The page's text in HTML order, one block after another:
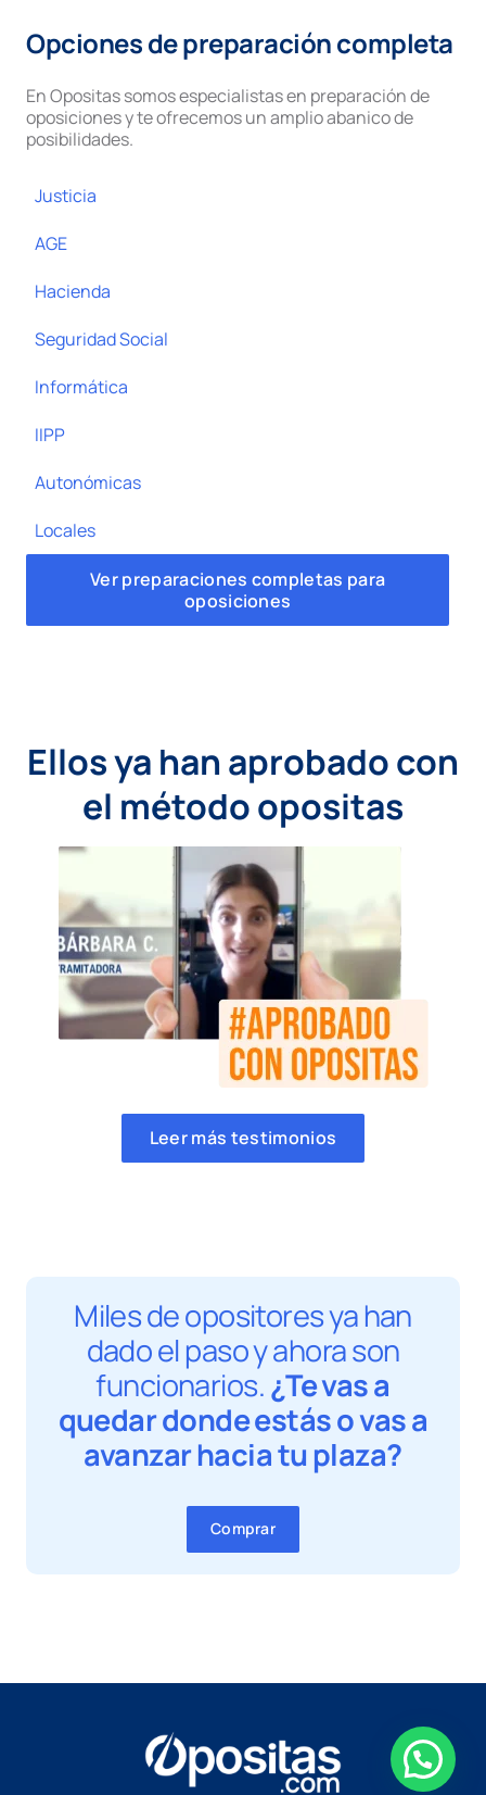
Opciones de preparación completa
En Opositas somos especialistas en preparación de
oposiciones y te ofrecemos un amplio abanico de
posibilidades.
Justicia
AGE
Hacienda
Seguridad Social
Informática
IIPP
Autonómicas
Locales
Ver preparaciones completas para
oposiciones
Ellos ya han aprobado con
el método opositas
Leer más testimonios
Miles de opositores ya han
dado el paso y ahora son
funcionarios.¿Te vas a
quedar donde estás o vas a
avanzar hacia tu plaza?
Comprar